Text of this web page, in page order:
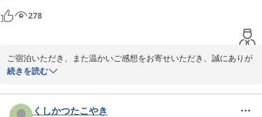
278
ご宿泊いただき、また温かいご感想をお寄せいただき、誠にありが
とうございます。
からのコメントは、スタッフ一同の励みとなります。今後も、すべ
てのお客様により良い体験をご提供できるよう、努力を続けてまい
続きを読む
くしかつたこやき